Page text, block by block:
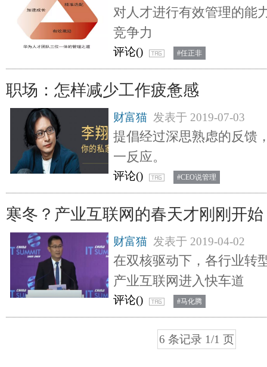
对人才进行有效管理的能
竞争力
评论() #任正非
职场：怎样减少工作疲惫感
财富猫 发表于 2019-07-03
提倡经过深思熟虑的反馈
一反应。
评论() #CEO说管理
寒冬？产业互联网的春天才刚刚开始
财富猫 发表于 2019-04-02
在双核驱动下，各行业转
产业互联网进入快车道
评论() #马化腾
6 条记录 1/1 页